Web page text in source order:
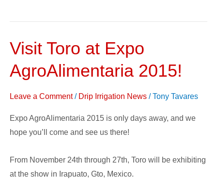
Visit Toro at Expo
AgroAlimentaria 2015!
Leave a Comment / Drip Irrigation News /Tony Tavares
Expo AgroAlimentaria 2015 is only days away, and we
hope you’ll come and see us there!
From November 24th through 27th, Toro will be exhibiting
at the show in Irapuato, Gto, Mexico.
Visit
at
AgroAlimentaria
2015!